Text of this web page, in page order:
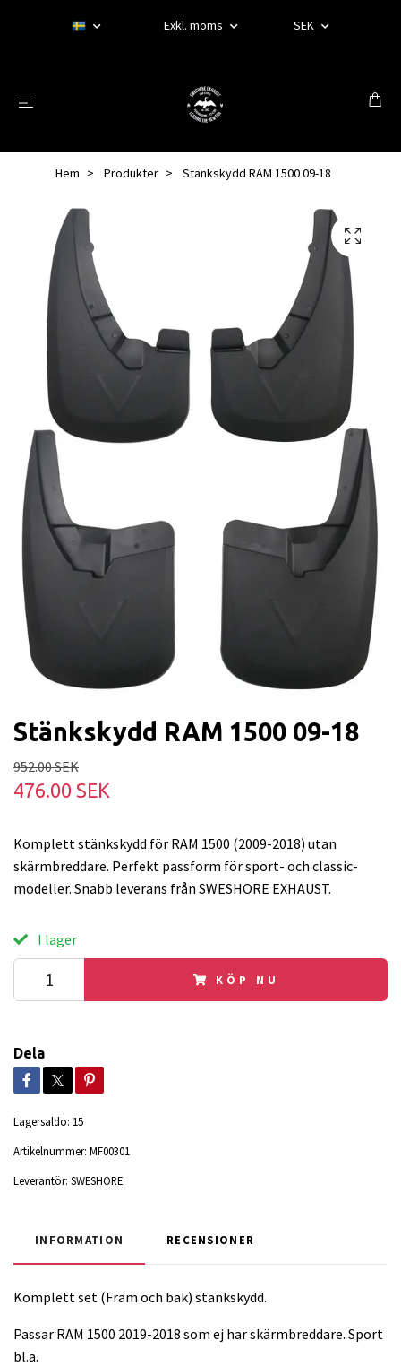
Exkl. moms SEK
Hem Produkter Stänkskydd RAM 1500 09-18
Stänkskydd RAM 1500 09-18
952.00 SEK
476.00 SEK
Komplett stänkskydd för RAM 1500 (2009-2018) utan
skärmbreddare. Perfekt passform för sport- och classic-
modeller. Snabb leverans från SWESHORE EXHAUST.
I lager
KÖP NU
Dela
Lagersaldo: 15
Artikelnummer: MF00301
Leverantör: SWESHORE
INFORMATION RECENSIONER
Komplett set (Fram och bak) stänkskydd.
Passar RAM 1500 2019-2018 som ej har skärmbreddare. Sport
bl.a.